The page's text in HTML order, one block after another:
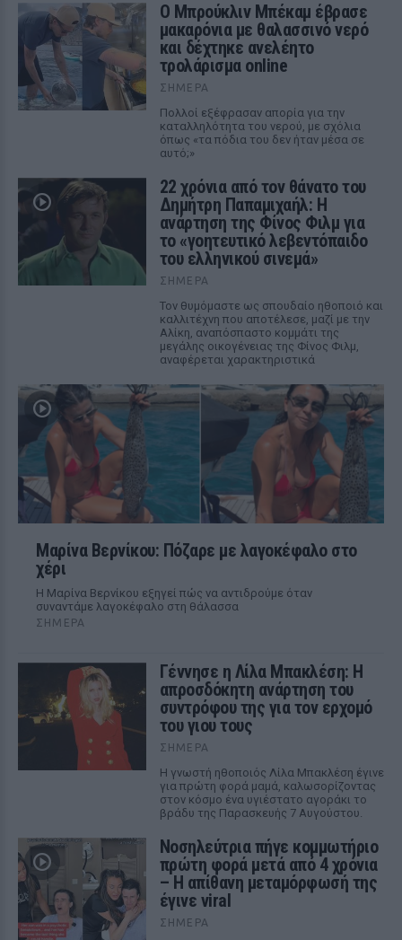
Ο Μπρούκλιν Μπέκαμ έβρασε
μακαρόνια με θαλασσινό νερό
και δέχτηκε ανελέητο
τρολάρισμα online
ΣΉΜΕΡΑ
Πολλοί εξέφρασαν απορία για την
καταλληλότητα του νερού, με σχόλια
όπως «τα πόδια του δεν ήταν μέσα σε
αυτό;»
22 χρόνια από τον θάνατο του
Δημήτρη Παπαμιχαήλ: Η
ανάρτηση της Φίνος Φιλμ για
το «γοητευτικό λεβεντόπαιδο
του ελληνικού σινεμά»
ΣΉΜΕΡΑ
Τον θυμόμαστε ως σπουδαίο ηθοποιό και
καλλιτέχνη που αποτέλεσε, μαζί με την
Αλίκη, αναπόσπαστο κομμάτι της
μεγάλης οικογένειας της Φίνος Φιλμ,
αναφέρεται χαρακτηριστικά
Μαρίνα Βερνίκου: Πόζαρε με λαγοκέφαλο στο
χέρι
Η Μαρίνα Βερνίκου εξηγεί πώς να αντιδρούμε όταν
συναντάμε λαγοκέφαλο στη θάλασσα
ΣΉΜΕΡΑ
Γέννησε η Λίλα Μπακλέση: Η
απροσδόκητη ανάρτηση του
συντρόφου της για τον ερχομό
του γιου τους
ΣΉΜΕΡΑ
Η γνωστή ηθοποιός Λίλα Μπακλέση έγινε
για πρώτη φορά μαμά, καλωσορίζοντας
στον κόσμο ένα υγιέστατο αγοράκι το
βράδυ της Παρασκευής 7 Αυγούστου.
Νοσηλεύτρια πήγε κομμωτήριο
πρώτη φορά μετά από 4 χρόνια
– Η απίθανη μεταμόρφωσή της
έγινε viral
ΣΉΜΕΡΑ